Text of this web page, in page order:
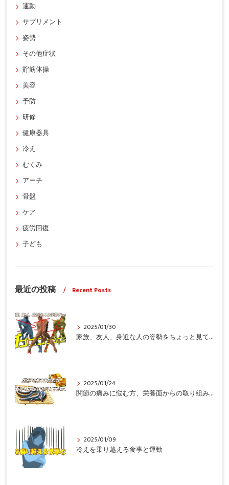
運動
サプリメント
姿勢
その他症状
貯筋体操
美容
予防
研修
健康器具
冷え
むくみ
アーチ
骨盤
ケア
疲労回復
子ども
最近の投稿 Recent Posts
2025/01/30
家族、友人、身近な人の姿勢をちょっと見てみませんか？
2025/01/24
関節の痛みに悩む方、栄養面からの取り組みも重要ですよ！
2025/01/09
冷えを乗り越える食事と運動